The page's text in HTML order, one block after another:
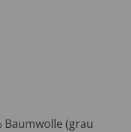
Baumwolle (grau